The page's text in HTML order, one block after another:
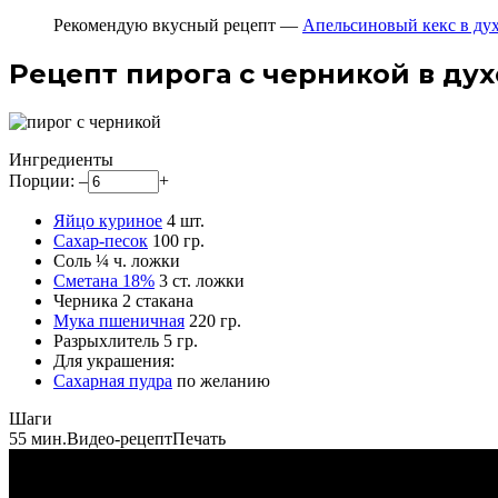
Рекомендую вкусный рецепт — Апельсиновый кекс в
Рецепт пирога с черникой в
Ингредиенты
Порции: – +
Яйцо куриное 4 шт.
Сахар-песок 100 гр.
Соль ¼ ч. ложки
Сметана 18% 3 ст. ложки
Черника 2 стакана
Мука пшеничная 220 гр.
Разрыхлитель 5 гр.
Для украшения:
Сахарная пудра по желанию
Шаги
55 мин.Видео-рецептПечать